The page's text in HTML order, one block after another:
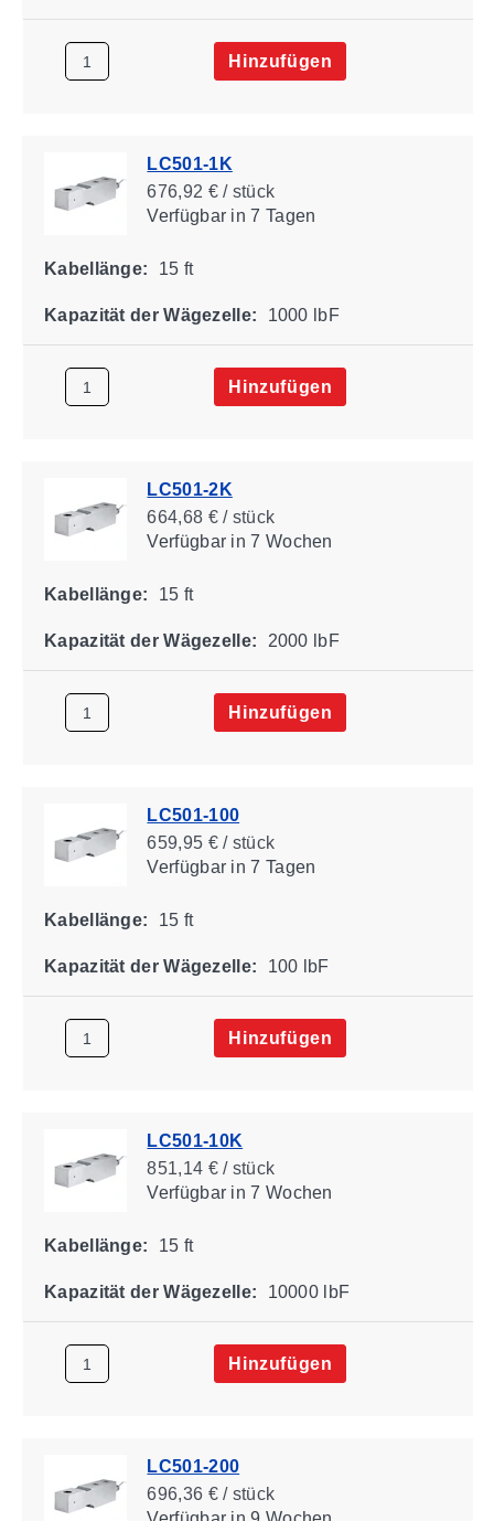
Hinzufügen
LC501-1K
676,92 € / stück
Verfügbarin 7 Tagen
Kabellänge: 15 ft
Kapazität der Wägezelle: 1000 lbF
Hinzufügen
LC501-2K
664,68 € / stück
Verfügbarin 7 Wochen
Kabellänge: 15 ft
Kapazität der Wägezelle: 2000 lbF
Hinzufügen
LC501-100
659,95 € / stück
Verfügbarin 7 Tagen
Kabellänge: 15 ft
Kapazität der Wägezelle: 100 lbF
Hinzufügen
LC501-10K
851,14 € / stück
Verfügbarin 7 Wochen
Kabellänge: 15 ft
Kapazität der Wägezelle: 10000 lbF
Hinzufügen
LC501-200
696,36 € / stück